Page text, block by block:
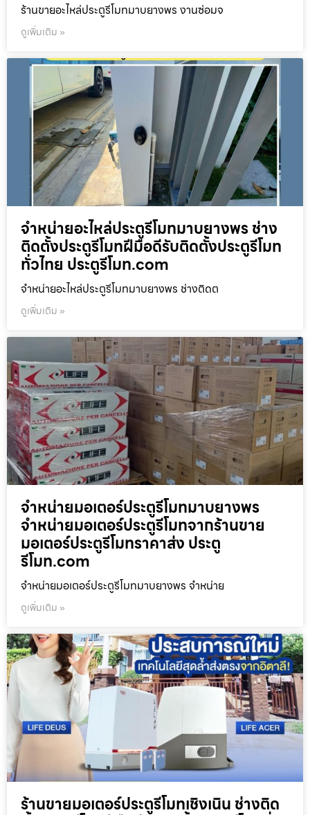
ร้านขายอะไหล่ประตูรีโมทมาบยางพร งานซ่อมจ
ดูเพิ่มเติม »
จำหน่ายอะไหล่ประตูรีโมทมาบยางพร ช่าง
ติดตั้งประตูรีโมทฝีมือดีรับติดตั้งประตูรีโมท
ทั่วไทย ประตูรีโมท.com
จำหน่ายอะไหล่ประตูรีโมทมาบยางพร ช่างติดต
ดูเพิ่มเติม »
จำหน่ายมอเตอร์ประตูรีโมทมาบยางพร
จำหน่ายมอเตอร์ประตูรีโมทจากร้านขาย
มอเตอร์ประตูรีโมทราคาส่ง ประตู
รีโมท.com
จำหน่ายมอเตอร์ประตูรีโมทมาบยางพร จำหน่าย
ดูเพิ่มเติม »
ร้านขายมอเตอร์ประตูรีโมทเชิงเนิน ช่างติด